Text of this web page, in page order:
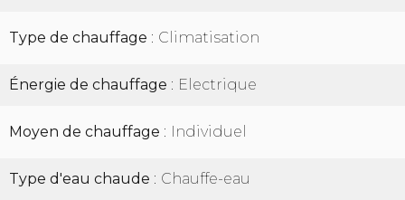
Type de chauffage Climatisation
Énergie de chauffage Electrique
Moyen de chauffage Individuel
Type d'eau chaude Chauffe-eau